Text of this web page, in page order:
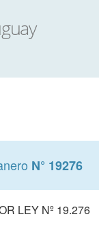
N° 19276
LEY Nº 19.276